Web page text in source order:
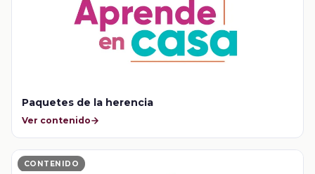
Paquetes de la herencia
Ver contenido
CONTENIDO